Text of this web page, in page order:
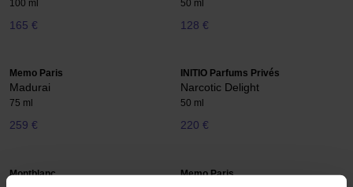
100 ml
165 €
50 ml
128 €
Memo Paris
Madurai
75 ml
259 €
INITIO Parfums Privés
Narcotic Delight
50 ml
220 €
Montblanc Memo Paris